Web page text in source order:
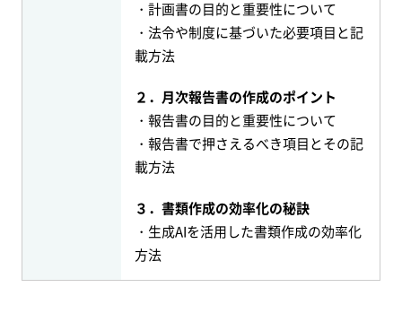
・計画書の目的と重要性について
・法令や制度に基づいた必要項目と記
載方法
２．月次報告書の作成のポイント
・報告書の目的と重要性について
・報告書で押さえるべき項目とその記
載方法
３．書類作成の効率化の秘訣
・生成AIを活用した書類作成の効率化
方法